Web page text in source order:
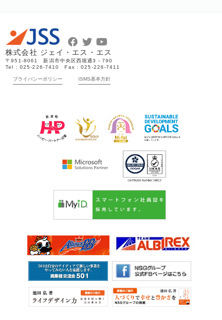
株式会社 ジェイ・エス・エス
〒951-8061 新潟市中央区西堀通3－790
Tel : 025-226-7410 Fax : 025-226-7411
プライバシーポリシー ISMS基本方針